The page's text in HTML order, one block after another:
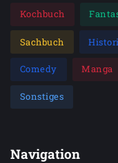
Kochbuch
Sachbuch
Comedy Manga
Sonstiges
Navigation